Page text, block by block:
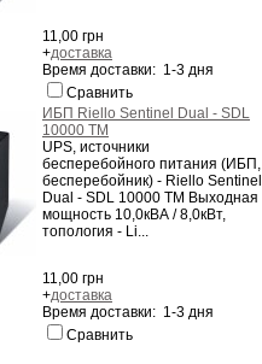
11,00 грн
+доставка
Время доставки: 1-3 дня
Сравнить
ИБП Riello Sentinel Dual - SDL
10000 TM
UPS, источники
бесперебойного питания (ИБП,
бесперебойник) - Riello Sentinel
Dual - SDL 10000 TM Выходная
мощность 10,0кВА / 8,0кВт,
топология - Li...
11,00 грн
+доставка
Время доставки: 1-3 дня
Сравнить